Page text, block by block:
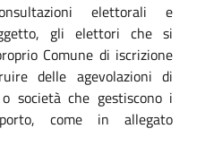
elettorali e
gli elettori che si
Comune di iscrizione
delle agevolazioni di
società che gestiscono i
come in allegato